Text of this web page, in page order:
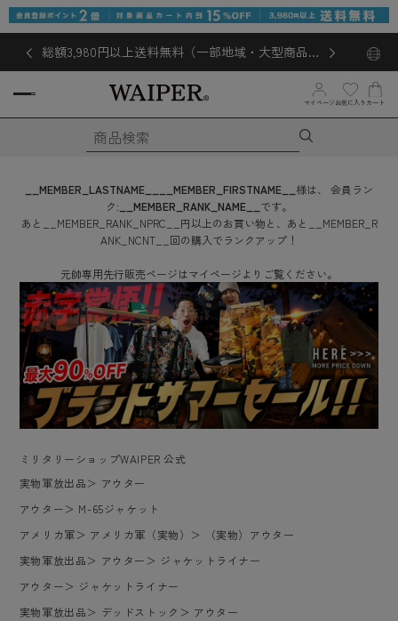
総額3,980円以上送料無料（一部地域・大型商品対
マイページ お気に入り カート
__MEMBER_LASTNAME__ __MEMBER_FIRSTNAME__ 様は、
会員ラン
ク: __MEMBER_RANK_NAME__ です。
あと
__MEMBER_RANK_NPRC__ 円以上のお買い物と、あと
__MEMBER_R
ANK_NCNT__ 回の購入でランクアップ！
元帥専用先行販売ページはマイページよりご覧ください。
ミリタリーショップWAIPER 公式
実物軍放出品＞ アウター
アウター＞ M-65ジャケット
アメリカ軍＞ アメリカ軍（実物） ＞
（実物）アウター
実物軍放出品＞ アウター ＞ ジャケットライナー
アウター＞ ジャケットライナー
実物軍放出品＞ デッドストック ＞ アウター